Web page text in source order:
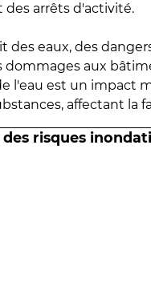
des arrêts d'activité.
des eaux, des
dommages aux
l'eau est un impact
affectant la
risques